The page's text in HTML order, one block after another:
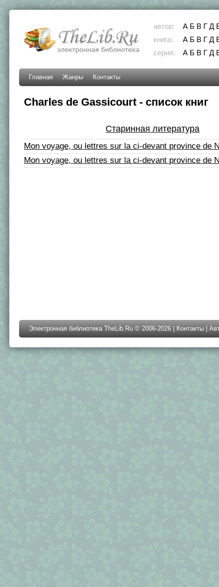
автор: А Б В Г Д
книга:
А Б В Г Д
серия:
А Б В Г Д
Главная Жанры Контакты
Charles de Gassicourt - список книг
Старинная литература
Mon voyage, ou lettres sur la ci-devant province de
Mon voyage, ou lettres sur la ci-devant province de
Электронная библиотека TheLib.Ru © 2006-2026 | Контакты |